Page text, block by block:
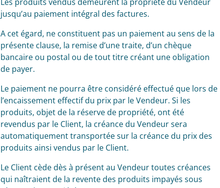
jusqu’au paiement intégral des factures.
A cet égard, ne constituent pas un paiement au sens de la
présente clause, la remise d’une traite, d’un chèque
bancaire ou postal ou de tout titre créant une obligation
de payer.
Le paiement ne pourra être considéré effectué que lors de
l’encaissement effectif du prix par le Vendeur. Si les
produits, objet de la réserve de propriété, ont été
revendus par le Client, la créance du Vendeur sera
automatiquement transportée sur la créance du prix des
produits ainsi vendus par le Client.
Le Client cède dès à présent au Vendeur toutes créances
qui naîtraient de la revente des produits impayés sous